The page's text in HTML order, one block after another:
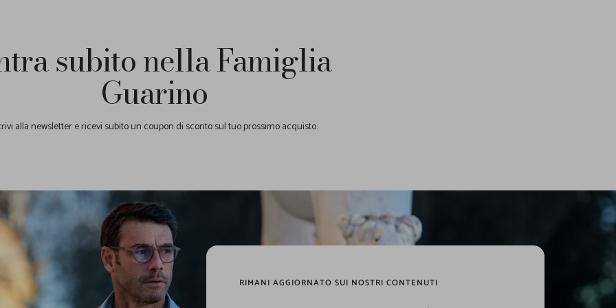
subito nella Famiglia
Guarino
alla newsletter e ricevi subito un coupon di sconto sul tuo prossimo acquisto.
RIMANI AGGIORNATO SUI NOSTRI CONTENUTI